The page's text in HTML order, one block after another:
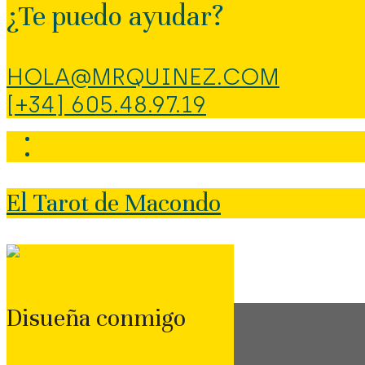
¿Te puedo ayudar?
HOLA@MRQUINEZ.COM
[+34] 605.48.97.19
El Tarot de Macondo
Disueña conmigo